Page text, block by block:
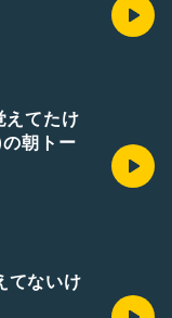
てたけ
朝トー
ないけ